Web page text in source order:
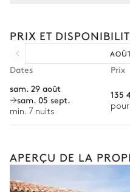
Location de voiture
Bien-être à domicile
Location de bateau
Sports nautiques
PRIX ET
Dates
Prix
sam. 29 août
sam. 05 sept.
min. 7 nuits
135
APERÇU DE LA